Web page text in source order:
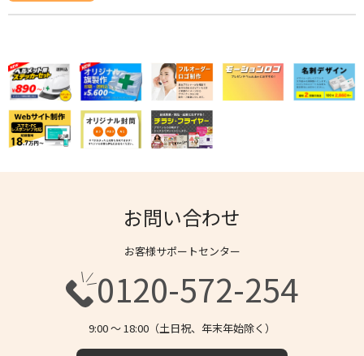
お問い合わせ
お客様サポートセンター
0120-572-254
9:00 〜 18:00（土日祝、年末年始除く）